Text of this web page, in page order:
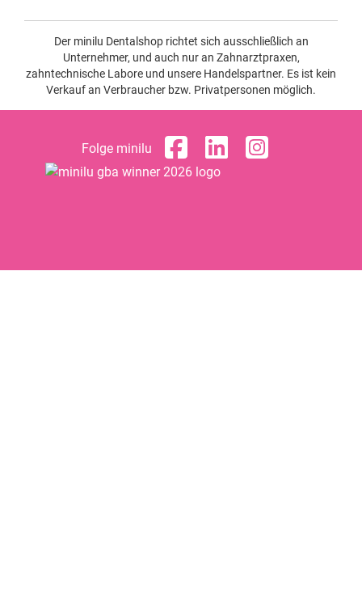
Der minilu Dentalshop richtet sich ausschließlich an
Unternehmer, und auch nur an Zahnarztpraxen,
zahntechnische Labore und unsere Handelspartner. Es ist kein
Verkauf an Verbraucher bzw. Privatpersonen möglich.
Folge minilu